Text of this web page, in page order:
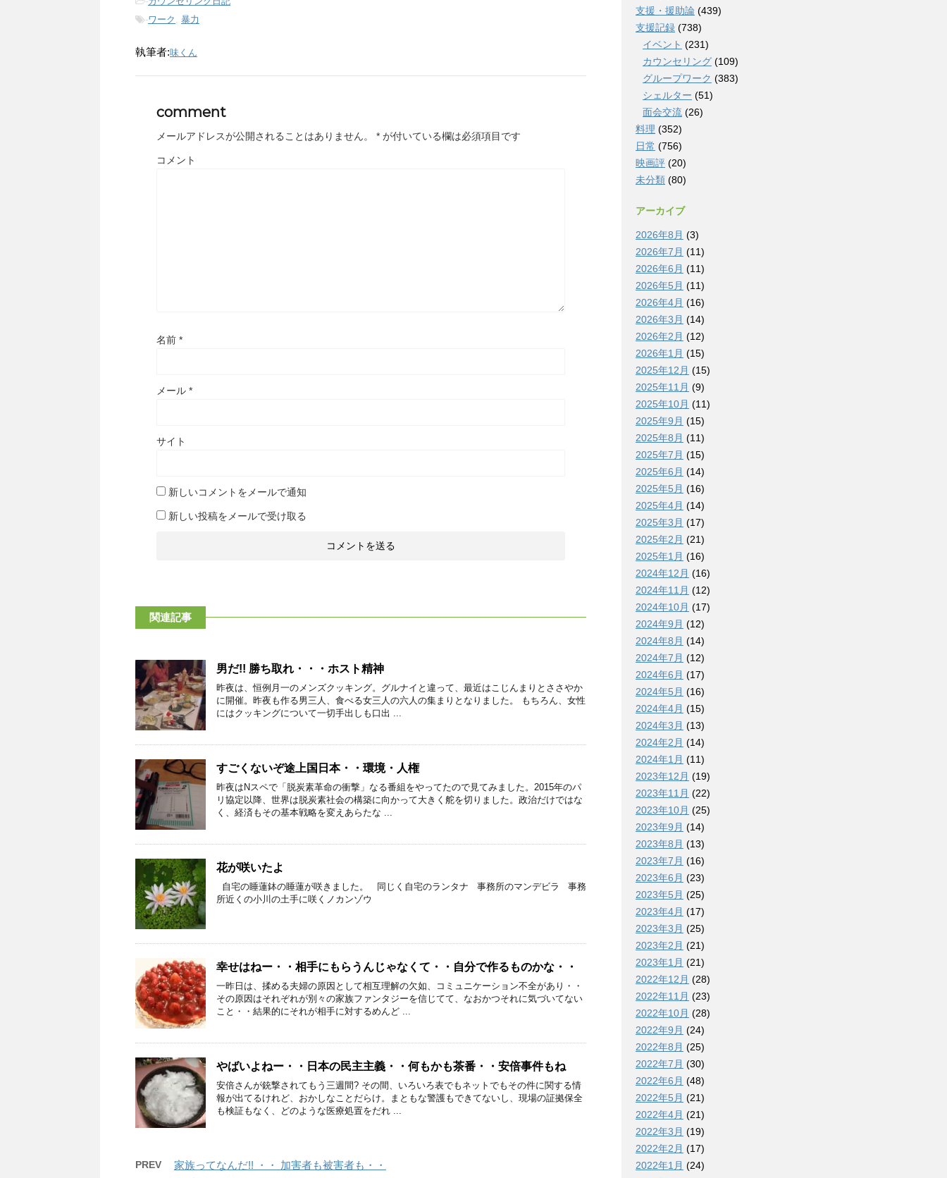
-ワーク 暴力
執筆者:味くん
comment
メールアドレスが公開されることはありません。 * が付いている欄は必須項目です
コメント
名前 *
メール *
サイト
新しいコメントをメールで通知
新しい投稿をメールで受け取る
関連記事
男だ!! 勝ち取れ・・・ホスト精神
昨夜は、恒例月一のメンズクッキング。グルナイと違って、最近はこじんまりとささやか
に開催。昨夜も作る男三人、食べる女三人の六人の集まりとなりました。 もちろん、女性
にはクッキングについて一切手出しも口出 ...
すごくないぞ途上国日本・・環境・人権
昨夜はNスペで「脱炭素革命の衝撃」なる番組をやってたので見てみました。2015年のパ
リ協定以降、世界は脱炭素社会の構築に向かって大きく舵を切りました。政治だけではな
く、経済もその基本戦略を変えあらたな ...
花が咲いたよ
自宅の睡蓮鉢の睡蓮が咲きました。 同じく自宅のランタナ 事務所のマンデビラ 事務
所近くの小川の土手に咲くノカンゾウ
幸せはねー・・相手にもらうんじゃなくて・・自分で作るものかな・・
一昨日は、揉める夫婦の原因として相互理解の欠如、コミュニケーション不全があり・・
その原因はそれぞれが別々の家族ファンタジーを信じてて、なおかつそれに気づいてない
こと・・結果的にそれが相手に対するめんど ...
やばいよねー・・日本の民主主義・・何もかも茶番・・安倍事件もね
安倍さんが銃撃されてもう三週間? その間、いろいろ表でもネットでもその件に関する情
報が出てるけれど、おかしなことだらけ。まともな警護もできてないし、現場の証拠保全
も検証もなく、どのような医療処置をだれ ...
PREV 家族ってなんだ!! ・・ 加害者も被害者も・・
支援・援助論 (439)
支援記録 (738)
イベント (231)
カウンセリング (109)
グループワーク (383)
シェルター (51)
面会交流 (26)
料理 (352)
日常 (756)
映画評 (20)
未分類 (80)
アーカイブ
2026年8月 (3)
2026年7月 (11)
2026年6月 (11)
2026年5月 (11)
2026年4月 (16)
2026年3月 (14)
2026年2月 (12)
2026年1月 (15)
2025年12月 (15)
2025年11月 (9)
2025年10月 (11)
2025年9月 (15)
2025年8月 (11)
2025年7月 (15)
2025年6月 (14)
2025年5月 (16)
2025年4月 (14)
2025年3月 (17)
2025年2月 (21)
2025年1月 (16)
2024年12月 (16)
2024年11月 (12)
2024年10月 (17)
2024年9月 (12)
2024年8月 (14)
2024年7月 (12)
2024年6月 (17)
2024年5月 (16)
2024年4月 (15)
2024年3月 (13)
2024年2月 (14)
2024年1月 (11)
2023年12月 (19)
2023年11月 (22)
2023年10月 (25)
2023年9月 (14)
2023年8月 (13)
2023年7月 (16)
2023年6月 (23)
2023年5月 (25)
2023年4月 (17)
2023年3月 (25)
2023年2月 (21)
2023年1月 (21)
2022年12月 (28)
2022年11月 (23)
2022年10月 (28)
2022年9月 (24)
2022年8月 (25)
2022年7月 (30)
2022年6月 (48)
2022年5月 (21)
2022年4月 (21)
2022年3月 (19)
2022年2月 (17)
2022年1月 (24)